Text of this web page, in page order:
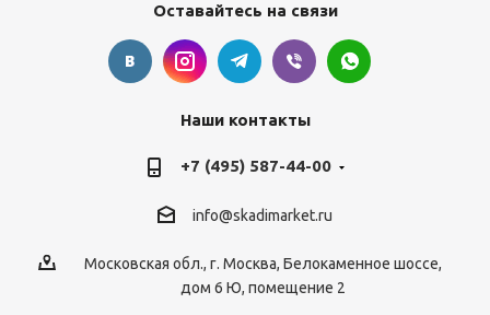
Оставайтесь на связи
Наши контакты
+7 (495) 587-44-00
info@skadimarket.ru
Московская обл., г. Москва, Белокаменное шоссе,
дом 6 Ю, помещение 2